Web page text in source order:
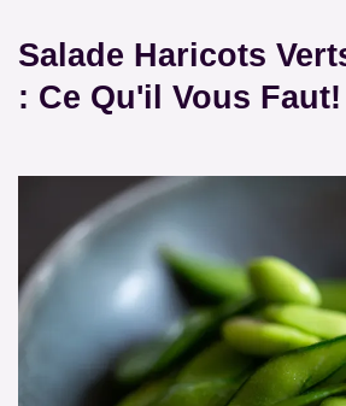
Salade Haricots
: Ce Qu'il Vous Faut!